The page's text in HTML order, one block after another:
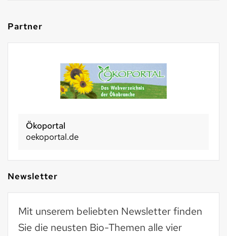
Partner
Ökoportal
oekoportal.de
Newsletter
Mit unserem beliebten Newsletter finden
Sie die neusten Bio-Themen alle vier